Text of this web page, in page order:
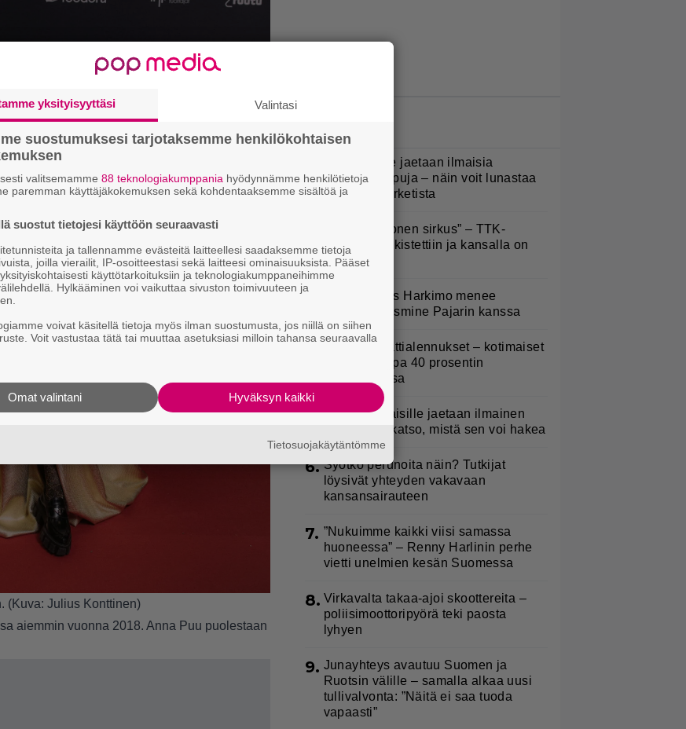
(Kuva: Julius Konttinen)
aiemmin vuonna 2018. Anna Puu puolestaan
Koululaisille jaetaan ilmaisia
heijastinreppuja – näin voit lunastaa
omasi S-marketista
”Että semmonen sirkus” – TTK-
kilpailijat julkistettiin ja kansalla on
sanottavaa
3.
Uuno: Hjallis Harkimo menee
naimisiin Jasmine Pajarin kanssa
Lidl aloitti jättialennukset – kotimaiset
kasvikset jopa 40 prosentin
alennuksessa
5. Ekaluokkalaisille jaetaan ilmainen
kotiavain – katso, mistä sen voi hakea
6. Syötkö perunoita näin? Tutkijat
löysivät yhteyden vakavaan
kansansairauteen
7. ”Nukuimme kaikki viisi samassa
huoneessa” – Renny Harlinin perhe
vietti unelmien kesän Suomessa
8. Virkavalta takaa-ajoi skoottereita –
poliisimoottoripyörä teki paosta
lyhyen
9. Junayhteys avautuu Suomen ja
Ruotsin välille – samalla alkaa uusi
tullivalvonta: ”Näitä ei saa tuoda
vapaasti”
yksityisyyttäsi Valintasi
suostumuksesi tarjotaksemme henkilökohtaisen
valitsemamme 88 teknologiakumppania hyödynnämme henkilötietoja
paremman käyttäjäkokemuksen sekä kohdentaaksemme sisältöä ja
suostut tietojesi käyttöön seuraavasti
ja tallennamme evästeitä laitteellesi saadaksemme tietoja
joilla vierailit, IP-osoitteestasi sekä laitteesi ominaisuuksista. Pääset
käyttötarkoituksiin ja teknologiakumppaneihimme
Hylkääminen voi vaikuttaa sivuston toimivuuteen ja
voivat käsitellä tietoja myös ilman suostumusta, jos niillä on siihen
Voit vastustaa tätä tai muuttaa asetuksiasi milloin tahansa seuraavalla
Hyväksyn kaikki
Omat valintani
Tietosuojakäytäntömme